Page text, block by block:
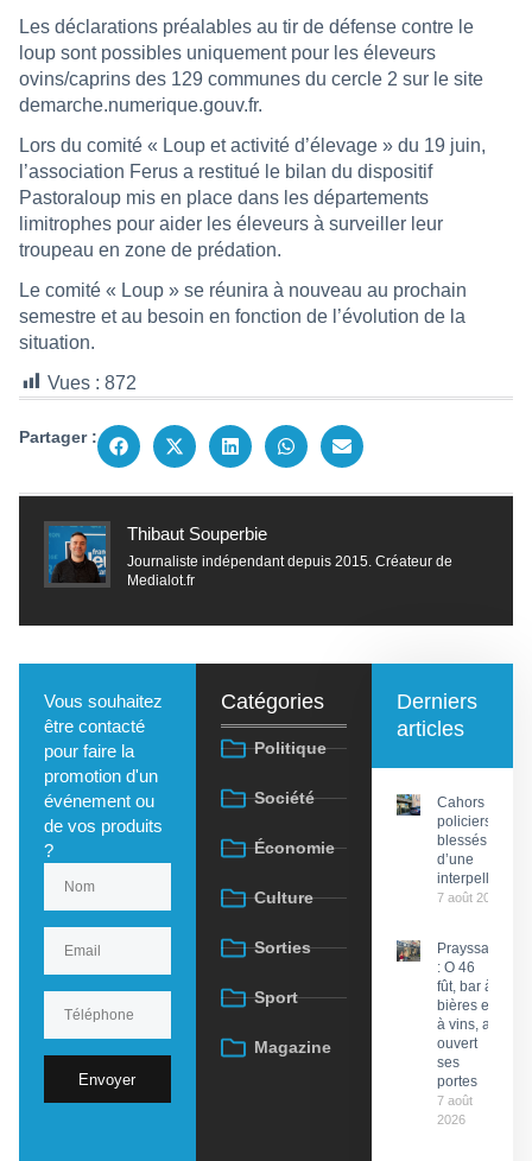
Les déclarations préalables au tir de défense contre le
loup sont possibles uniquement pour les éleveurs
ovins/caprins des 129 communes du cercle 2 sur le site
demarche.numerique.gouv.fr.
Lors du comité « Loup et activité d’élevage » du 19 juin,
l’association Ferus a restitué le bilan du dispositif
Pastoraloup mis en place dans les départements
limitrophes pour aider les éleveurs à surveiller leur
troupeau en zone de prédation.
Le comité « Loup » se réunira à nouveau au prochain
semestre et au besoin en fonction de l’évolution de la
situation.
Vues : 872
Partager :
Thibaut Souperbie
Journaliste indépendant depuis 2015. Créateur de
Medialot.fr
Vous souhaitez
être contacté
pour faire la
promotion d'un
événement ou
de vos produits
?
Envoyer
Catégories
Politique
Société
Économie
Culture
Sorties
Sport
Magazine
Derniers
articles
Cahors : Des
policiers
blessés lors
d’une
interpellation
7 août 2026
Prayssac
: O 46
fût, bar à
bières et
à vins, a
ouvert
ses
portes
7 août
2026